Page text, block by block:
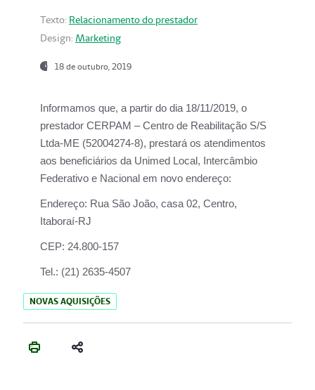
Texto: Relacionamento do prestador
Design: Marketing
18 de outubro, 2019
Informamos que, a partir do dia 18/11/2019, o
prestador CERPAM – Centro de Reabilitação S/S
Ltda-ME (52004274-8), prestará os atendimentos
aos beneficiários da Unimed Local, Intercâmbio
Federativo e Nacional em novo endereço:
Endereço: Rua São João, casa 02, Centro,
Itaboraí-RJ
CEP: 24.800-157
Tel.: (21) 2635-4507
NOVAS AQUISIÇÕES